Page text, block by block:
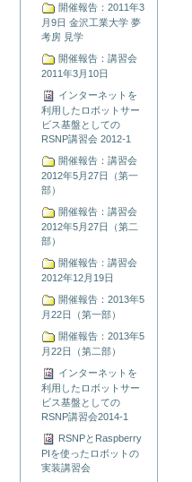
開催報告：2011年3
月9日 金沢工業大学 夢
考房 見学
開催報告：講習会
2011年3月10日
インターネットを
利用したロボットサー
ビス基盤としての
RSNP講習会 2012-1
開催報告：講習会
2012年5月27日（第一
部）
開催報告：講習会
2012年5月27日（第二
部）
開催報告：講習会
2012年12月19日
開催報告：2013年5
月22日（第一部）
開催報告：2013年5
月22日（第二部）
インターネットを
利用したロボットサー
ビス基盤としての
RSNP講習会2014-1
RSNPとRaspberry
PIを使ったロボットの
実装講習会